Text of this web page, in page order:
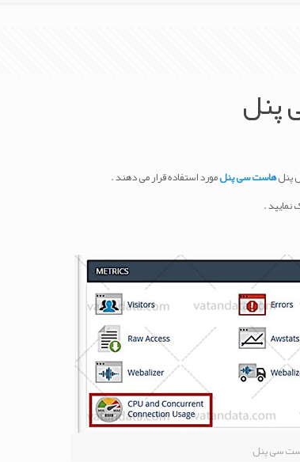
پنل
پنلهاست سی پنلمورد استفاده قرار می دهند .
سی پنل